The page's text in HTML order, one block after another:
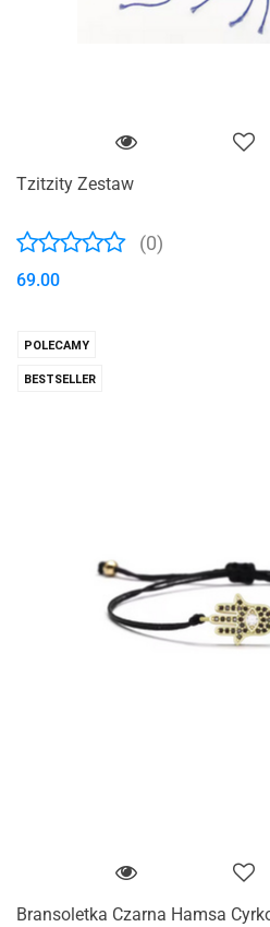
Tzitzity Zestaw
(0)
69.00
POLECAMY
BESTSELLER
Bransoletka Czarna Hamsa